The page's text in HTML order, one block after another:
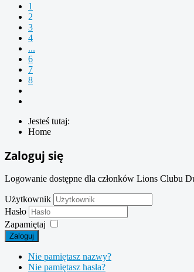
1
2
3
4
...
6
7
8
Jesteś tutaj:
Home
Zaloguj się
Logowanie dostępne dla członków Lions Clubu
Użytkownik
Hasło
Zapamiętaj
Zaloguj
Nie pamiętasz nazwy?
Nie pamiętasz hasła?